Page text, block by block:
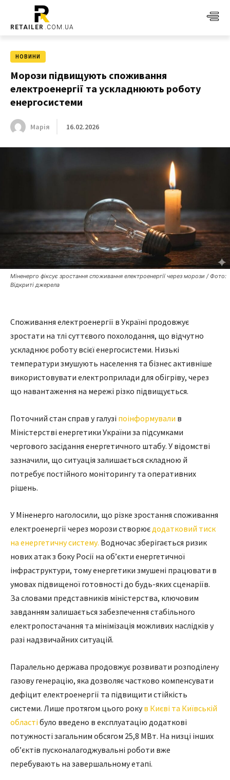
RETAILER .COM.UA
НОВИНИ
Морози підвищують споживання
електроенергії та ускладнюють роботу
енергосистеми
Марія 16.02.2026
Міненерго фіксує зростання споживання електроенергії через морози / Фото:
Відкриті джерела
Споживання електроенергії в Україні продовжує
зростати на тлі суттєвого похолодання, що відчутно
ускладнює роботу всієї енергосистеми. Низькі
температури змушують населення та бізнес активніше
використовувати електроприлади для обігріву, через
що навантаження на мережі різко підвищується.
Поточний стан справ у галузі поінформували в
Міністерстві енергетики України за підсумками
чергового засідання енергетичного штабу. У відомстві
зазначили, що ситуація залишається складною й
потребує постійного моніторингу та оперативних
рішень.
У Міненерго наголосили, що різке зростання споживання
електроенергії через морози створює додатковий тиск
на енергетичну систему. Водночас зберігається ризик
нових атак з боку Росії на об’єкти енергетичної
інфраструктури, тому енергетики змушені працювати в
умовах підвищеної готовності до будь-яких сценаріїв.
За словами представників міністерства, ключовим
завданням залишається забезпечення стабільного
електропостачання та мінімізація можливих наслідків у
разі надзвичайних ситуацій.
Паралельно держава продовжує розвивати розподілену
газову генерацію, яка дозволяє частково компенсувати
дефіцит електроенергії та підвищити стійкість
системи. Лише протягом цього рокув Києві та Київській
областібуло введено в експлуатацію додаткові
потужності загальним обсягом 25,8 МВт. На низці інших
об’єктів пусконалагоджувальні роботи вже
перебувають на завершальному етапі.